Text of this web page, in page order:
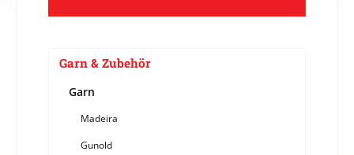
Garn & Zubehör
Garn
Madeira
Gunold